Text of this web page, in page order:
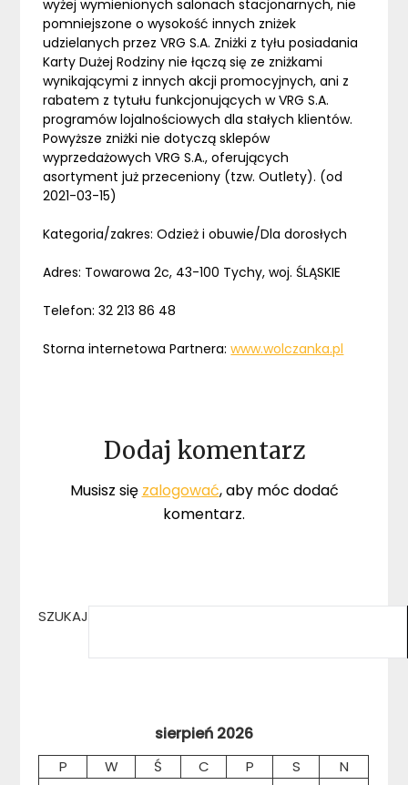
wyżej wymienionych salonach stacjonarnych, nie
pomniejszone o wysokość innych zniżek
udzielanych przez VRG S.A. Zniżki z tyłu posiadania
Karty Dużej Rodziny nie łączą się ze zniżkami
wynikającymi z innych akcji promocyjnych, ani z
rabatem z tytułu funkcjonujących w VRG S.A.
programów lojalnościowych dla stałych klientów.
Powyższe zniżki nie dotyczą sklepów
wyprzedażowych VRG S.A., oferujących
asortyment już przeceniony (tzw. Outlety). (od
2021-03-15)
Kategoria/zakres: Odzież i obuwie/Dla dorosłych
Adres: Towarowa 2c, 43-100 Tychy, woj. ŚLĄSKIE
Telefon: 32 213 86 48
Storna internetowa Partnera:www.wolczanka.pl
Dodaj komentarz
Musisz się zalogować, aby móc dodać
komentarz.
SZUKAJ
sierpień 2026
P W Ś C P S
N